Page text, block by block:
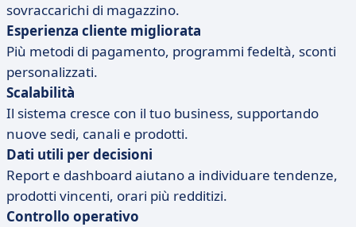
sovraccarichi di magazzino.
Esperienza cliente migliorata
Più metodi di pagamento, programmi fedeltà, sconti
personalizzati.
Scalabilità
Il sistema cresce con il tuo business, supportando
nuove sedi, canali e prodotti.
Dati utili per decisioni
Report e dashboard aiutano a individuare tendenze,
prodotti vincenti, orari più redditizi.
Controllo operativo